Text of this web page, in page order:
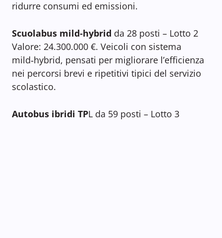
ridurre consumi ed emissioni.
Scuolabus mild‑hybrid da 28 posti – Lotto 2
Valore: 24.300.000 €. Veicoli con sistema
mild‑hybrid, pensati per migliorare l’efficienza
nei percorsi brevi e ripetitivi tipici del servizio
scolastico.
Autobus ibridi TPL da 59 posti – Lotto 3